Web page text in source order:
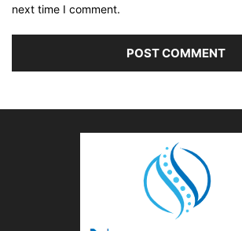
next time I comment.